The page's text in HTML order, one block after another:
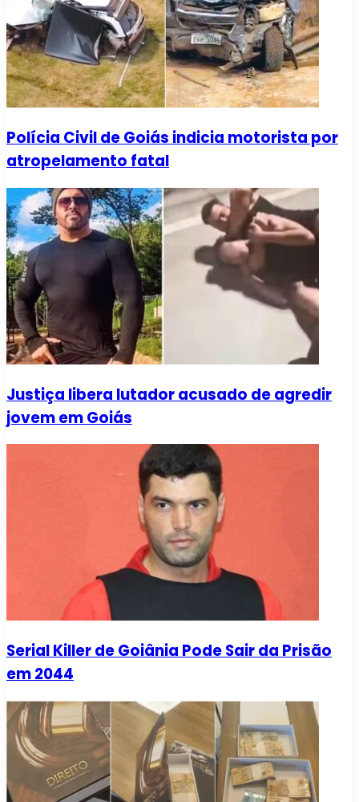
Polícia Civil de Goiás indicia motorista por
atropelamento fatal
Justiça libera lutador acusado de agredir
jovem em Goiás
Serial Killer de Goiânia Pode Sair da Prisão
em 2044